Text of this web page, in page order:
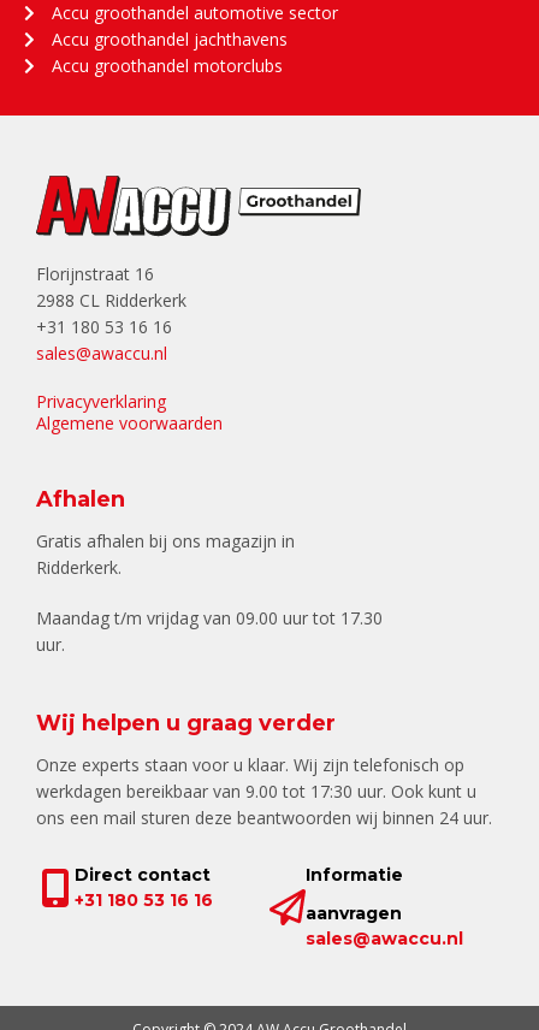
Accu groothandel automotive sector
Accu groothandel jachthavens
Accu groothandel motorclubs
Florijnstraat 16
2988 CL Ridderkerk
+31 180 53 16 16
sales@awaccu.nl
Privacyverklaring
Algemene voorwaarden
Afhalen
Gratis afhalen bij ons magazijn in
Ridderkerk.
Maandag t/m vrijdag van 09.00 uur tot 17.30
uur.
Wij helpen u graag verder
Onze experts staan voor u klaar. Wij zijn telefonisch op
werkdagen bereikbaar van 9.00 tot 17:30 uur. Ook kunt u
ons een mail sturen deze beantwoorden wij binnen 24 uur.
Direct contact
+31 180 53 16 16
Informatie
aanvragen
sales@awaccu.nl